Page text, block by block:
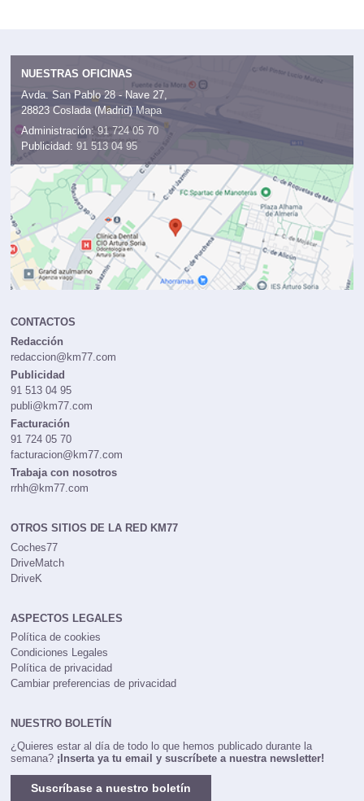
NUESTRAS OFICINAS
Avda. San Pablo 28 - Nave 27,
28823 Coslada (Madrid) Mapa
Administración: 91 724 05 70
Publicidad: 91 513 04 95
CONTACTOS
Redacción
redaccion@km77.com
Publicidad
91 513 04 95
publi@km77.com
Facturación
91 724 05 70
facturacion@km77.com
Trabaja con nosotros
rrhh@km77.com
OTROS SITIOS DE LA RED KM77
Coches77
DriveMatch
DriveK
ASPECTOS LEGALES
Política de cookies
Condiciones Legales
Política de privacidad
Cambiar preferencias de privacidad
NUESTRO BOLETÍN
¿Quieres estar al día de todo lo que hemos publicado durante la
semana? ¡Inserta ya tu email y suscríbete a nuestra newsletter!
Suscríbase a nuestro boletín